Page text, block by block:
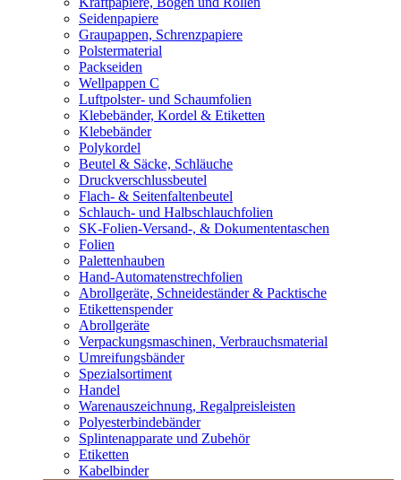
Seidenpapiere
Graupappen, Schrenzpapiere
Polstermaterial
Packseiden
Wellpappen C
Luftpolster- und Schaumfolien
Klebebänder, Kordel & Etiketten
Klebebänder
Polykordel
Beutel & Säcke, Schläuche
Druckverschlussbeutel
Flach- & Seitenfaltenbeutel
Schlauch- und Halbschlauchfolien
SK-Folien-Versand-, & Dokumententaschen
Folien
Palettenhauben
Hand-Automatenstrechfolien
Abrollgeräte, Schneideständer & Packtische
Etikettenspender
Abrollgeräte
Verpackungsmaschinen, Verbrauchsmaterial
Umreifungsbänder
Spezialsortiment
Handel
Warenauszeichnung, Regalpreisleisten
Polyesterbindebänder
Splintenapparate und Zubehör
Etiketten
Kabelbinder